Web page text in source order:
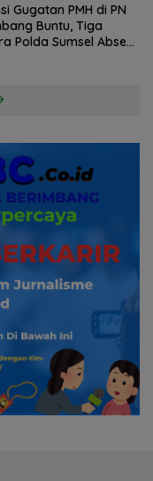
Gugatan PMH di PN
Buntu, Tiga
Polda Sumsel Absen,